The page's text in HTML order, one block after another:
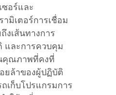
ซอร์และ
มิเตอร์การเชื่อม
งเส้นทางการ
และการควบคุม
คุณภาพที่คงที่
ยล้าของผู้ปฏิบัติ
เก็บโปรแกรมการ